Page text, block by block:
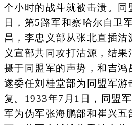
个小时的战斗就被击溃。同
日，第5路军和察哈尔自卫
昌，李忠义部从张北直插沽
义宣部共同攻打沽源，结
摄于同盟军的声势，和吉鸿
遂委任刘桂堂部为同盟军游
复。1933年7月1日，同盟
军为伪军张海鹏部和崔兴五